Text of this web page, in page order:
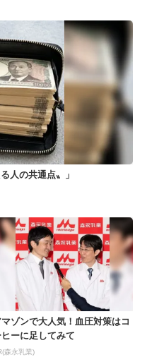
人の共通点〟」
マゾンで大人気！血圧対策はコ
ヒーに足してみて
森永乳業)